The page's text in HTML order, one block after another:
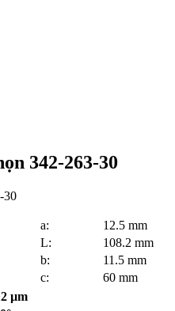
342-263-30
30
a: 12.5 mm
L:
108.2 mm
b:
11.5 mm
c:
60 mm
µm